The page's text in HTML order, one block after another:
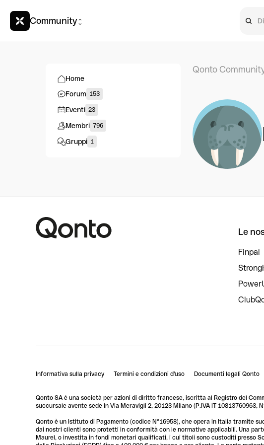
Community
Home
Forum 153
Eventi 23
Membri 796
Gruppi 1
Qonto
Le
Finpal
Informativa sulla privacy Termini e condizioni d'uso Documenti legali Qonto
Qonto SA é una società per azioni di diritto francese, iscritta al Registro del
succursale avente sede in Via Meravigli 2, 20123 Milano (P.IVA IT 10813760963,
Qonto è un Istituto di Pagamento (codice N°16958), che opera in Italia tramite
dai nostri clienti sono protetti in conformità con le normative applicabili. Una
Maurel, o investita in fondi monetari qualificati, i cui titoli sono custoditi presso